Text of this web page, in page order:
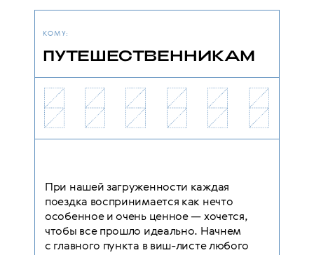
КОМУ:
ПУТЕШЕСТВЕННИКАМ
При нашей загруженности каждая
поездка воспринимается как нечто
особенное и очень ценное — хочется,
чтобы все прошло идеально. Начнем
с главного пункта в виш-листе любого